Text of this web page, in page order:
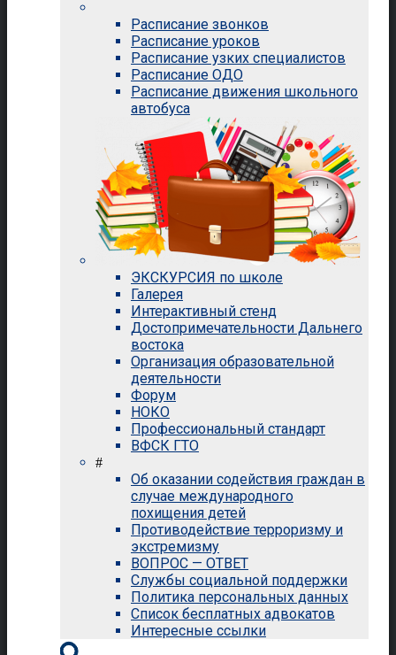
Расписание звонков
Расписание уроков
Расписание узких специалистов
Расписание ОДО
Расписание движения школьного
автобуса
ЭКСКУРСИЯ по школе
Галерея
Интерактивный стенд
Достопримечательности Дальнего
востока
Организация образовательной
деятельности
Форум
НОКО
Профессиональный стандарт
ВФСК ГТО
#
Об оказании содействия граждан в
случае международного
похищения детей
Противодействие терроризму и
экстремизму
ВОПРОС — ОТВЕТ
Службы социальной поддержки
Политика персональных данных
Список бесплатных адвокатов
Интересные ссылки